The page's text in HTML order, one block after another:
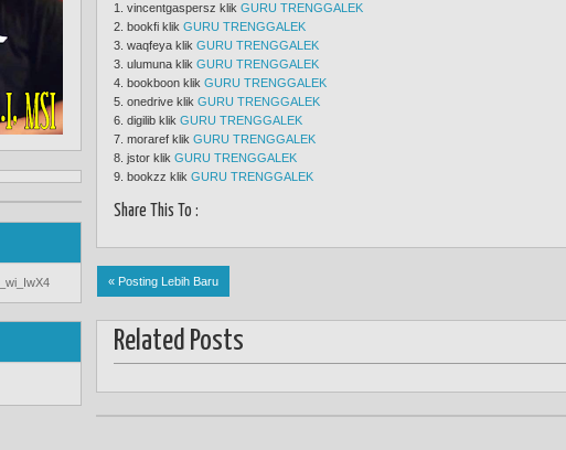
1. vincentgaspersz klik GURU TRENGGALEK
2. bookfi klik GURU TRENGGALEK
3. waqfeya klik GURU TRENGGALEK
3. ulumuna klik GURU TRENGGALEK
4. bookboon klik GURU TRENGGALEK
5. onedrive klik GURU TRENGGALEK
6. digilib klik GURU TRENGGALEK
7. moraref klik GURU TRENGGALEK
8. jstor klik GURU TRENGGALEK
9. bookzz klik GURU TRENGGALEK
Share This To :
« Posting Lebih Baru
Related Posts